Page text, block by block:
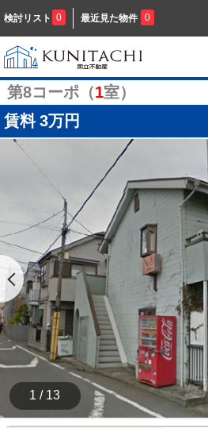
検討リスト 0 最近見た物件 0
第8コーポ（1室）
賃料 3万円
1 / 13